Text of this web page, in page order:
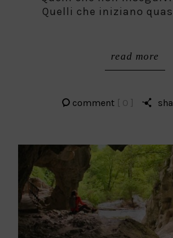
Quelli che iniziano
read more
comment [ 0 ]